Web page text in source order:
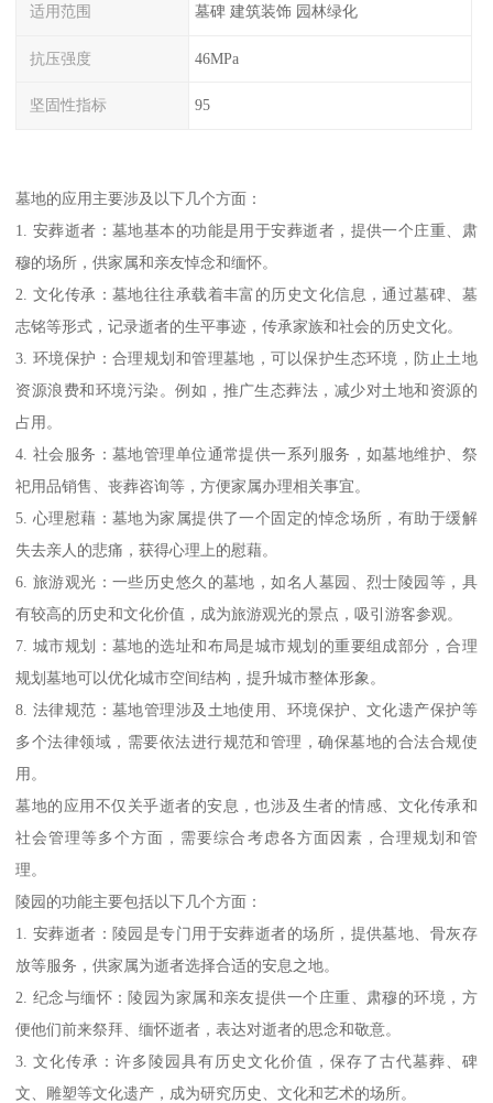
适用范围 墓碑 建筑装饰 园林绿化
抗压强度 46MPa
坚固性指标 95
墓地的应用主要涉及以下几个方面：
1. 安葬逝者：墓地基本的功能是用于安葬逝者，提供一个庄重、肃
穆的场所，供家属和亲友悼念和缅怀。
2. 文化传承：墓地往往承载着丰富的历史文化信息，通过墓碑、墓
志铭等形式，记录逝者的生平事迹，传承家族和社会的历史文化。
3. 环境保护：合理规划和管理墓地，可以保护生态环境，防止土地
资源浪费和环境污染。例如，推广生态葬法，减少对土地和资源的
占用。
4. 社会服务：墓地管理单位通常提供一系列服务，如墓地维护、祭
祀用品销售、丧葬咨询等，方便家属办理相关事宜。
5. 心理慰藉：墓地为家属提供了一个固定的悼念场所，有助于缓解
失去亲人的悲痛，获得心理上的慰藉。
6. 旅游观光：一些历史悠久的墓地，如名人墓园、烈士陵园等，具
有较高的历史和文化价值，成为旅游观光的景点，吸引游客参观。
7. 城市规划：墓地的选址和布局是城市规划的重要组成部分，合理
规划墓地可以优化城市空间结构，提升城市整体形象。
8. 法律规范：墓地管理涉及土地使用、环境保护、文化遗产保护等
多个法律领域，需要依法进行规范和管理，确保墓地的合法合规使
用。
墓地的应用不仅关乎逝者的安息，也涉及生者的情感、文化传承和
社会管理等多个方面，需要综合考虑各方面因素，合理规划和管
理。
陵园的功能主要包括以下几个方面：
1. 安葬逝者：陵园是专门用于安葬逝者的场所，提供墓地、骨灰存
放等服务，供家属为逝者选择合适的安息之地。
2. 纪念与缅怀：陵园为家属和亲友提供一个庄重、肃穆的环境，方
便他们前来祭拜、缅怀逝者，表达对逝者的思念和敬意。
3. 文化传承：许多陵园具有历史文化价值，保存了古代墓葬、碑
文、雕塑等文化遗产，成为研究历史、文化和艺术的场所。